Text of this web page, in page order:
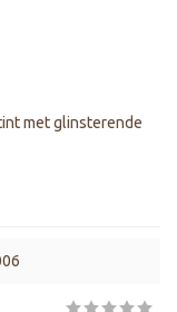
met glinsterende